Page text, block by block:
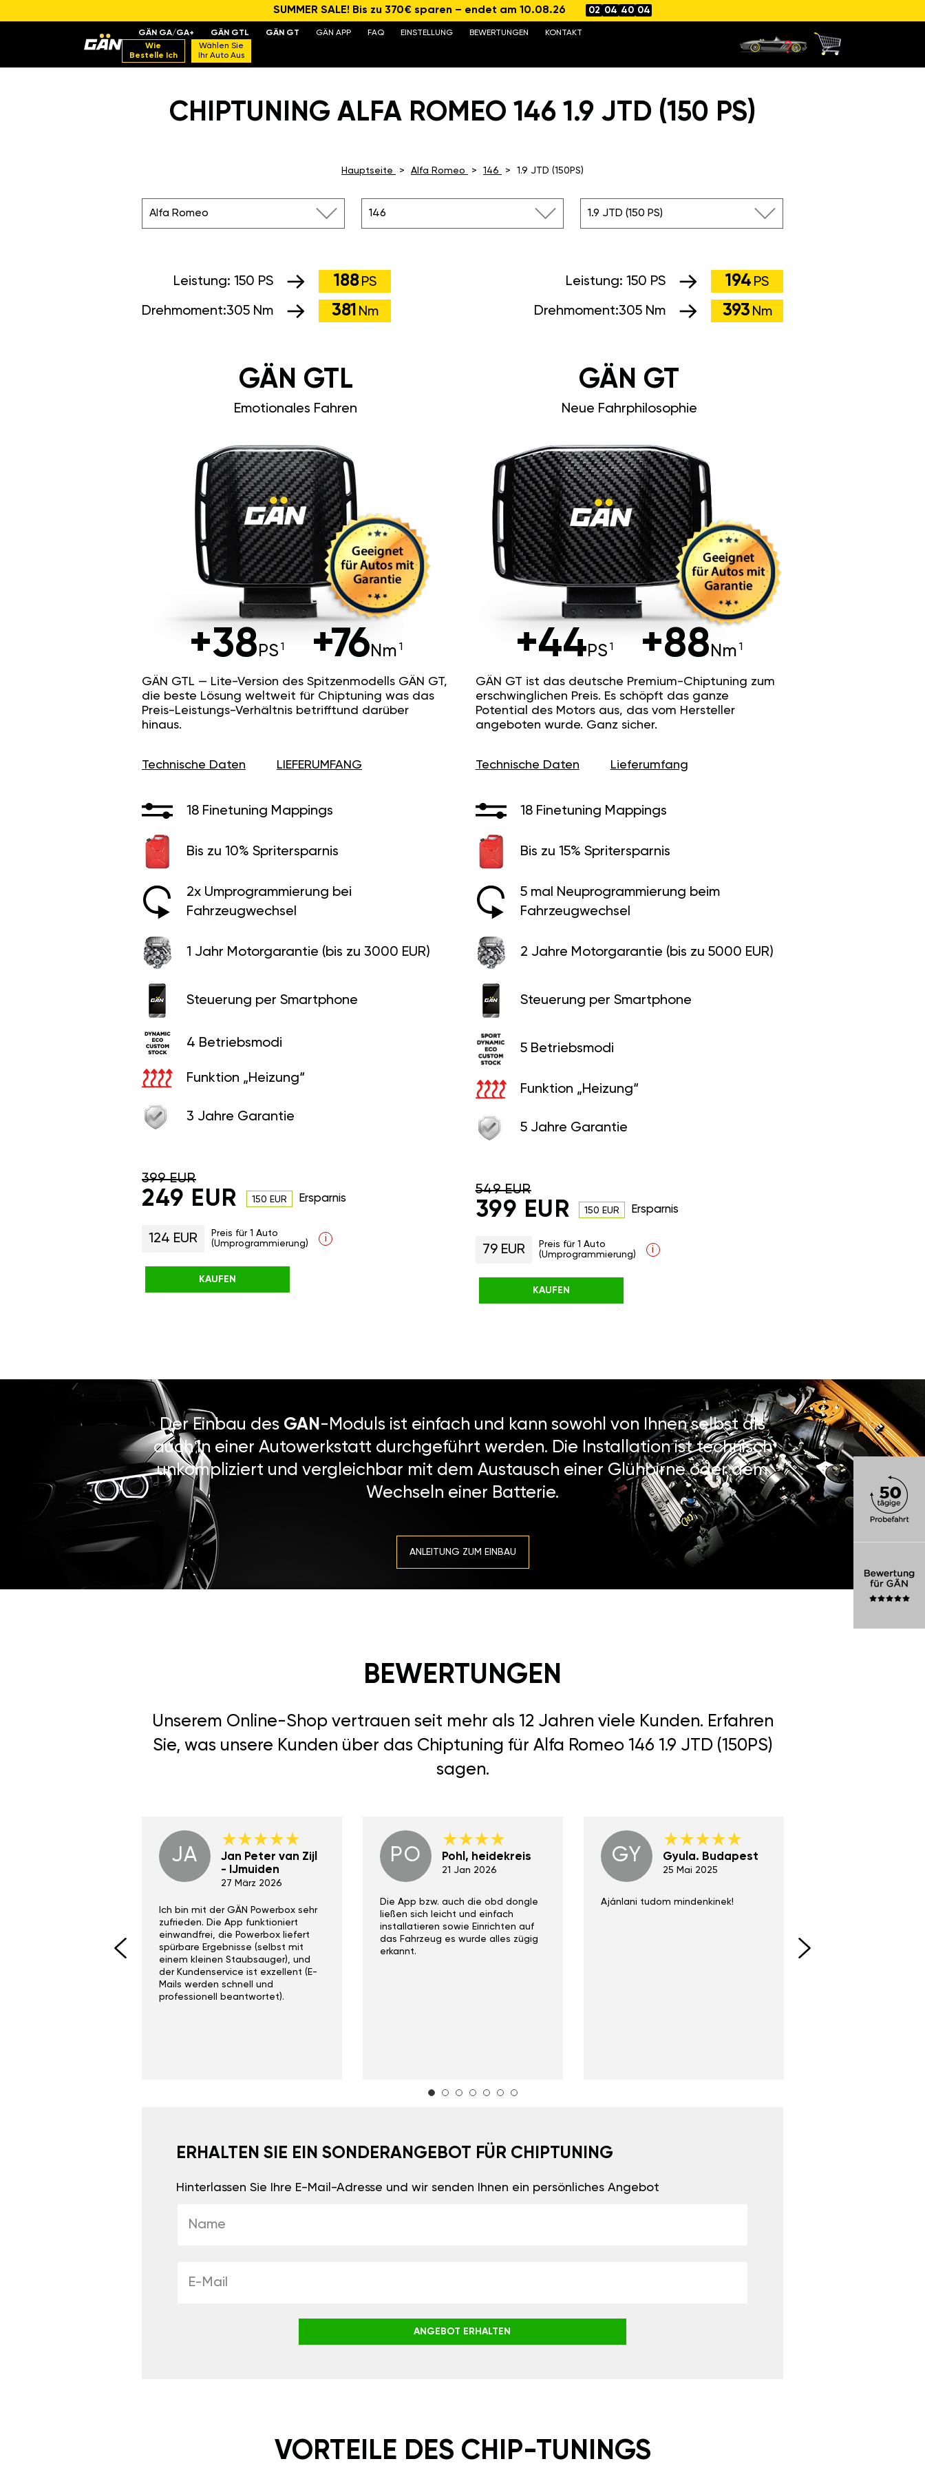
SUMMER SALE! Bis zu 370€ sparen – endet am 10.08.26 02 04 40 04
GÄN GA/GA+ GÄN GTL GÄN GT GÄN APP FAQ EINSTELLUNG BEWERTUNGEN
KONTAKT
Wie
Bestelle Ich
Wählen Sie
Ihr Auto Aus
CHIPTUNING ALFA ROMEO 146 1.9 JTD (150 PS)
Hauptseite Alfa Romeo 146 1.9 JTD (150PS)
Alfa Romeo 146 1.9 JTD (150 PS)
Leistung: 150 PS 194 PS
Drehmoment:305 Nm 393 Nm
Leistung: 150 PS 188 PS
Drehmoment:305 Nm 381 Nm
GÄN GT
Neue Fahrphilosophie
+44 PS +88 Nm
GÄN GT ist das deutsche Premium-Chiptuning zum
erschwinglichen Preis. Es schöpft das ganze
Potential des Motors aus, das vom Hersteller
angeboten wurde. Ganz sicher.
Technische Daten Lieferumfang
18 Finetuning Mappings
Bis zu 15% Spritersparnis
5 mal Neuprogrammierung beim
Fahrzeugwechsel
2 Jahre Motorgarantie (bis zu 5000 EUR)
Steuerung per Smartphone
5 Betriebsmodi
Funktion „Heizung“
5 Jahre Garantie
549 EUR
399 EUR 150 EUR Ersparnis
79 EUR
Preis für 1 Auto
(Umprogrammierung)
i
KAUFEN
GÄN GTL
Emotionales Fahren
+38 PS +76 Nm
GÄN GTL — Lite-Version des Spitzenmodells GÄN GT,
die beste Lösung weltweit für Chiptuning was das
Preis-Leistungs-Verhältnis betrifftund darüber
hinaus.
Technische Daten LIEFERUMFANG
18 Finetuning Mappings
Bis zu 10% Spritersparnis
2x Umprogrammierung bei
Fahrzeugwechsel
1 Jahr Motorgarantie (bis zu 3000 EUR)
Steuerung per Smartphone
4 Betriebsmodi
Funktion „Heizung“
3 Jahre Garantie
399 EUR
249 EUR 150 EUR Ersparnis
124 EUR
Preis für 1 Auto
(Umprogrammierung)
i
KAUFEN
Der Einbau des GAN -Moduls ist einfach und kann sowohl von Ihnen selbst als
auch in einer Autowerkstatt durchgeführt werden. Die Installation ist technisch
unkompliziert und vergleichbar mit dem Austausch einer Glühbirne oder dem
Wechseln einer Batterie.
ANLEITUNG ZUM EINBAU
BEWERTUNGEN
Unserem Online-Shop vertrauen seit mehr als 12 Jahren viele Kunden. Erfahren
Sie, was unsere Kunden über das Chiptuning für Alfa Romeo 146 1.9 JTD (150PS)
sagen.
JA
Jan Peter van Zijl
- IJmuiden
27 März 2026
Ich bin mit der GÄN Powerbox sehr
zufrieden. Die App funktioniert
einwandfrei, die Powerbox liefert
spürbare Ergebnisse (selbst mit
einem kleinen Staubsauger), und
der Kundenservice ist exzellent (E-
Mails werden schnell und
professionell beantwortet).
PO Pohl, heidekreis
21 Jan 2026
Die App bzw. auch die obd dongle
ließen sich leicht und einfach
installatieren sowie Einrichten auf
das Fahrzeug es wurde alles zügig
erkannt.
GY Gyula. Budapest
25 Mai 2025
Ajánlani tudom mindenkinek!
ERHALTEN SIE EIN SONDERANGEBOT FÜR CHIPTUNING
Hinterlassen Sie Ihre E-Mail-Adresse und wir senden Ihnen ein persönliches Angebot
ANGEBOT ERHALTEN
VORTEILE DES CHIP-TUNINGS